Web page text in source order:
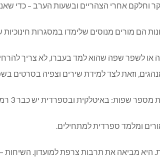
אחרי הצהריים ובשעות הערב – כדי
הם מורים מנוסים שלימדו במסגרות חינוכיות
או לשפר שפה שהוא למד בעברו, לא צריך
וזאת לצד למידת שירים וצפיה בסרטים
שפות: באיטלקית ובספרדית יש כבר 3 רמות.
ומלמד ספרדית למתחילים.